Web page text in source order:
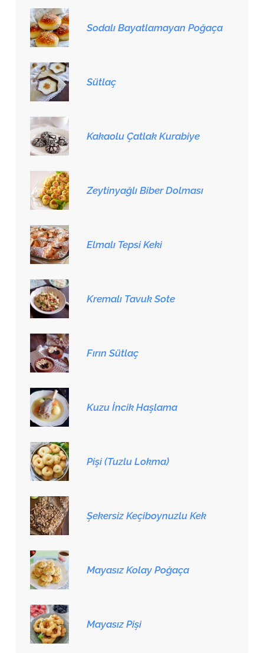
Sodalı Bayatlamayan Poğaça
Sütlaç
Kakaolu Çatlak Kurabiye
Zeytinyağlı Biber Dolması
Elmalı Tepsi Keki
Kremalı Tavuk Sote
Fırın Sütlaç
Kuzu İncik Haşlama
Pişi (Tuzlu Lokma)
Şekersiz Keçiboynuzlu Kek
Mayasız Kolay Poğaça
Mayasız Pişi